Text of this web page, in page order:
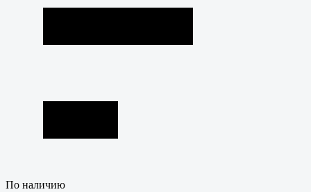
По наличию